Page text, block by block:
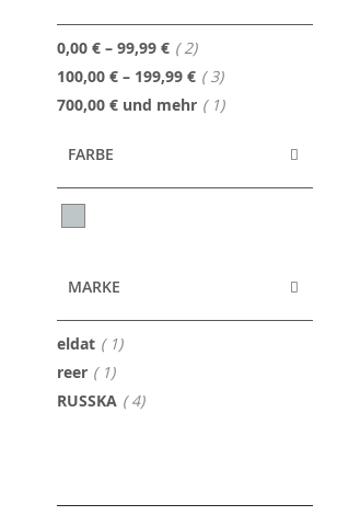
0,00 € – 99,99 € 2Artikel
100,00 € – 199,99 € 3Artikel
700,00 € und mehr 1Artikel
FARBE
MARKE
eldat 1Artikel
reer 1Artikel
RUSSKA 4Artikel